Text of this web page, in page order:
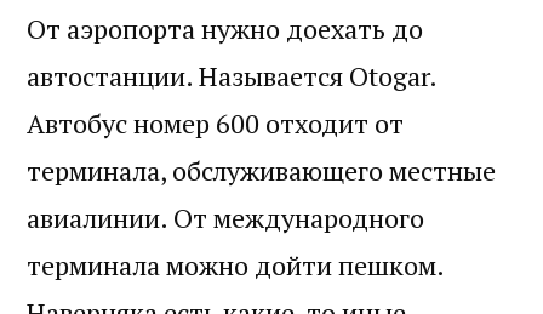
От аэропорта нужно доехать до
автостанции. Называется Otogar.
Автобус номер 600 отходит от
терминала, обслуживающего местные
авиалинии. От международного
терминала можно дойти пешком.